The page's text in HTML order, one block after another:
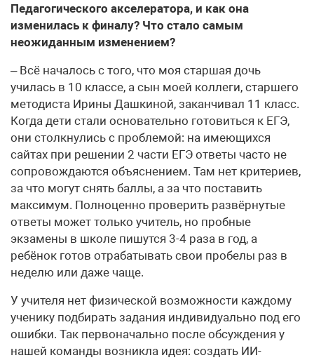
Педагогического акселератора, и как она
изменилась к финалу? Что стало самым
неожиданным изменением?
– Всё началось с того, что моя старшая дочь
училась в 10 классе, а сын моей коллеги, старшего
методиста Ирины Дашкиной, заканчивал 11 класс.
Когда дети стали основательно готовиться к ЕГЭ,
они столкнулись с проблемой: на имеющихся
сайтах при решении 2 части ЕГЭ ответы часто не
сопровождаются объяснением. Там нет критериев,
за что могут снять баллы, а за что поставить
максимум. Полноценно проверить развёрнутые
ответы может только учитель, но пробные
экзамены в школе пишутся 3-4 раза в год, а
ребёнок готов отрабатывать свои пробелы раз в
неделю или даже чаще.
У учителя нет физической возможности каждому
ученику подбирать задания индивидуально под его
ошибки. Так первоначально после обсуждения у
нашей команды возникла идея: создать ИИ-